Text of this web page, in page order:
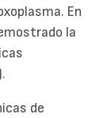
En
la
de